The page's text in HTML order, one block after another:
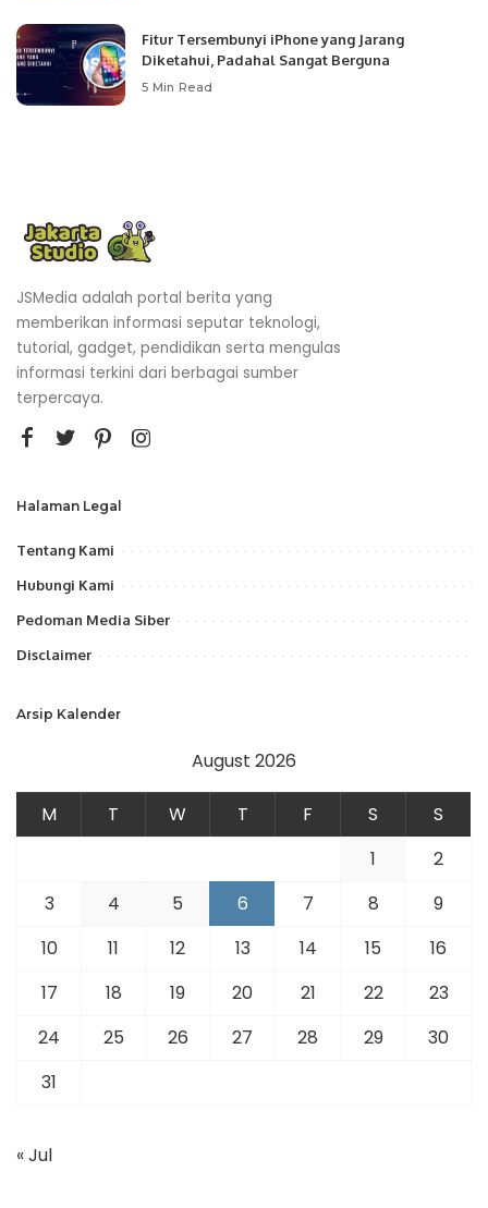
Fitur Tersembunyi iPhone yang Jarang
Diketahui, Padahal Sangat Berguna
5 Min Read
JSMedia adalah portal berita yang
memberikan informasi seputar teknologi,
tutorial, gadget, pendidikan serta mengulas
informasi terkini dari berbagai sumber
terpercaya.
Halaman Legal
Tentang Kami
Hubungi Kami
Pedoman Media Siber
Disclaimer
Arsip Kalender
August 2026
M T W T F S
S
1
2
3
4 5 6 7 8
9
10
11 12 13 14 15
16
17
18 19 20 21 22
23
24
25 26 27 28 29
30
31
« Jul